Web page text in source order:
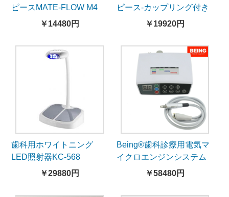
ピースMATE-FLOW M4
￥14480円
ピース-カップリング付き
MATE-FLOW QDF
￥19920円
歯科用ホワイトニング
LED照射器KC-568
￥29880円
Being®歯科診療用電気マ
イクロエンジンシステム
Rose4000S￥58480円